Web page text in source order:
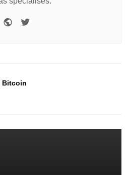
Bitcoin